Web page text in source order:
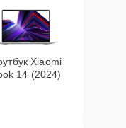
Xiaomi
14 (2024)